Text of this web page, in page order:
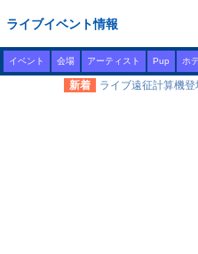
ライブイベント情報
イベント 会場 アーティスト Pup ホ
新着 ライブ遠征計算機